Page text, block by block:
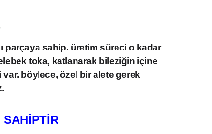
parçaya sahip. üretim süreci o kadar
toka, katlanarak bileziğin içine
böylece, özel bir alete gerek